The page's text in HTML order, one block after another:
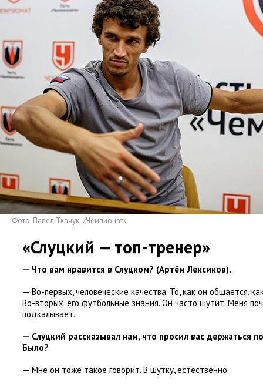
Фото: Павел Ткачук,«Чемпионат»
«Слуцкий — топ-тренер»
— Что вам нравится в Слуцком? (Артём Лексиков).
— Во-первых, человеческие качества. То, как он общается,
Во-вторых, его футбольные знания. Он часто шутит. Меня
подкалывает.
— Слуцкий рассказывал нам, что просил вас держаться
Было?
— Мне он тоже такое говорит. В шутку, естественно.